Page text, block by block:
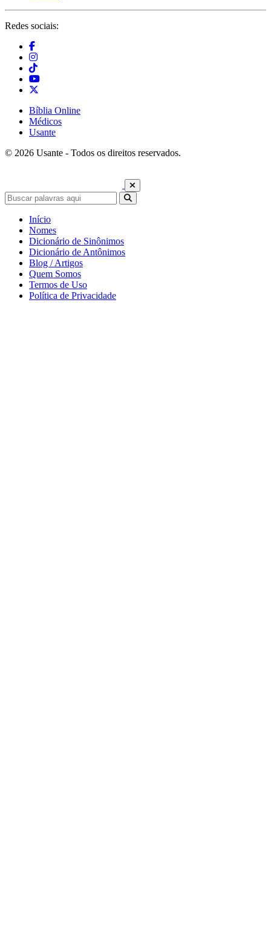
Redes sociais:
Bíblia Online
Médicos
Usante
© 2026 Usante - Todos os direitos reservados.
Início
Nomes
Dicionário de Sinônimos
Dicionário de Antônimos
Blog / Artigos
Quem Somos
Termos de Uso
Política de Privacidade